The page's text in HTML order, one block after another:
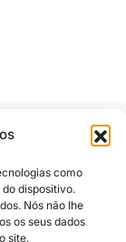
como
dispositivo.
Nós não lhe
os seus dados
site.